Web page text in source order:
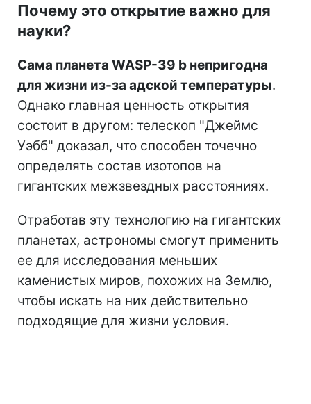
Почему это открытие важно для
науки?
Сама планета WASP-39 b непригодна
для жизни из-за адской температуры.
Однако главная ценность открытия
состоит в другом: телескоп "Джеймс
Уэбб" доказал, что способен точечно
определять состав изотопов на
гигантских межзвездных расстояниях.
Отработав эту технологию на гигантских
планетах, астрономы смогут применить
ее для исследования меньших
каменистых миров, похожих на Землю,
чтобы искать на них действительно
подходящие для жизни условия.